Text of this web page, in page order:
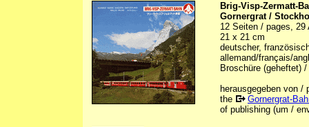
Brig-Visp-Zermatt-
Gornergrat /
12 Seiten / pages,
21 x 21 cm
deutscher,
allemand/français/
Broschüre (geheftet)
herausgegeben von
the
Gornergrat-
of publishing (um /